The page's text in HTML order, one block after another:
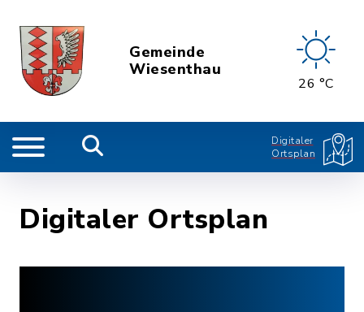
Gemeinde
Wiesenthau
26 °C
Digitaler
Ortsplan
Digitaler Ortsplan